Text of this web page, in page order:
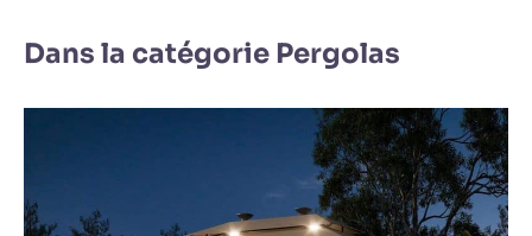
Dans la catégorie Pergolas